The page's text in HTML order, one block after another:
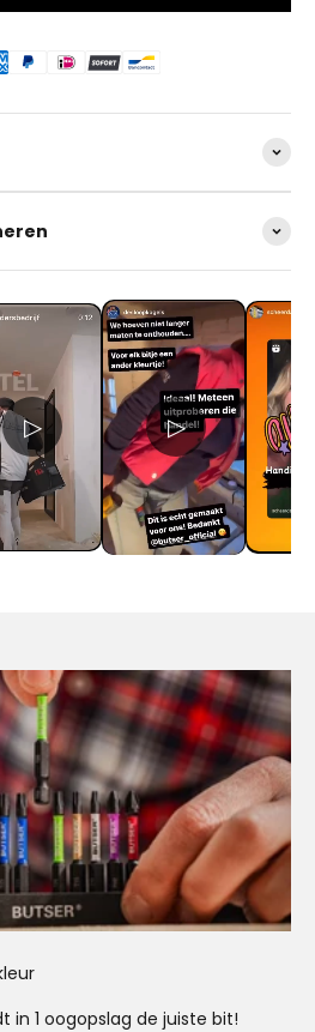
▷ ▷
in 1 oogopslag de juiste bit!